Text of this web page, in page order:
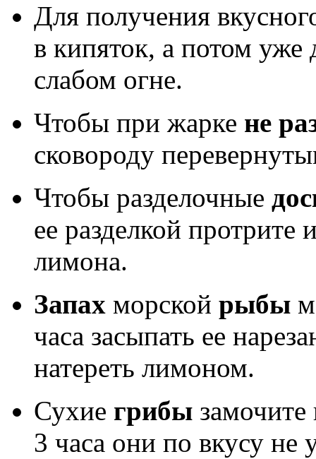
Для получения
в кипяток, а потом уже
слабом огне.
Чтобы при жарке не
сковороду
Чтобы разделочные
ее разделкой
лимона.
Запах морской рыбы
часа засыпать ее
натереть лимоном.
Сухие грибы
3 часа они по вкусу не